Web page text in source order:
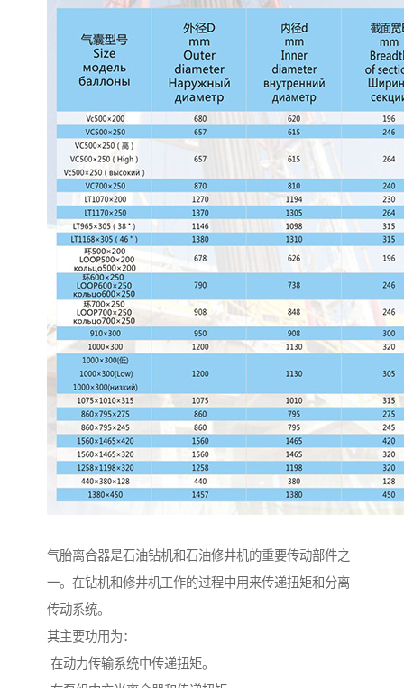
气胎离合器是石油钻机和石油修井机的重要传动部件之
一。在钻机和修井机工作的过程中用来传递扭矩和分离
传动系统。
其主要功用为：
在动力传输系统中传递扭矩。